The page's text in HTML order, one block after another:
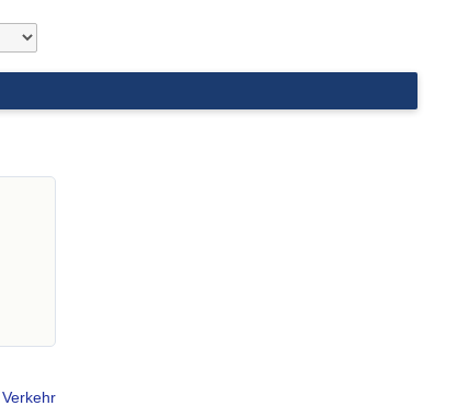
Verkehr